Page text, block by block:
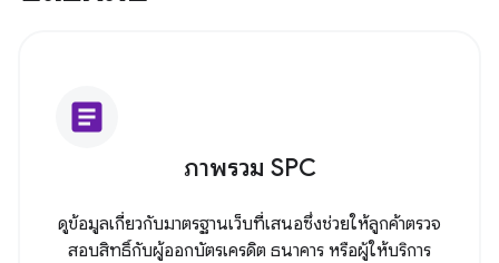
article
ภาพรวม SPC
ดูข้อมูลเกี่ยวกับมาตรฐานเว็บที่เสนอซึ่งช่วยให้ลูกค้าตรวจ
สอบสิทธิ์กับผู้ออกบัตรเครดิต ธนาคาร หรือผู้ให้บริการ